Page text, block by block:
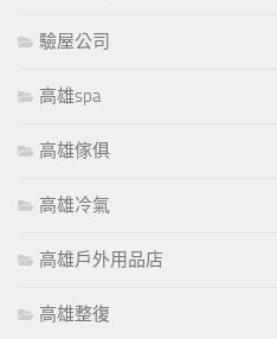
驗屋公司
高雄spa
高雄傢俱
高雄冷氣
高雄戶外用品店
高雄整復